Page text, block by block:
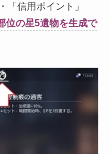
「信用ポイント」
位の星5遺物を生成で